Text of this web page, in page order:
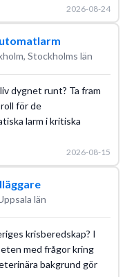
2026-08-24
Stockholms län
dygnet runt? Ta fram
för de
larm i kritiska
2026-08-15
län
krisberedskap? I
med frågor kring
bakgrund gör